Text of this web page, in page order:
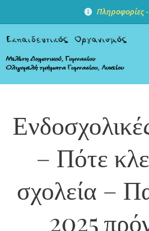
Πληροφορίες -
– Πότε
σχολεία –
2025